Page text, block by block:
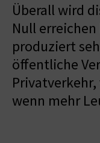
Überall wird
Null erreichen
produziert
öffentliche
wenn mehr